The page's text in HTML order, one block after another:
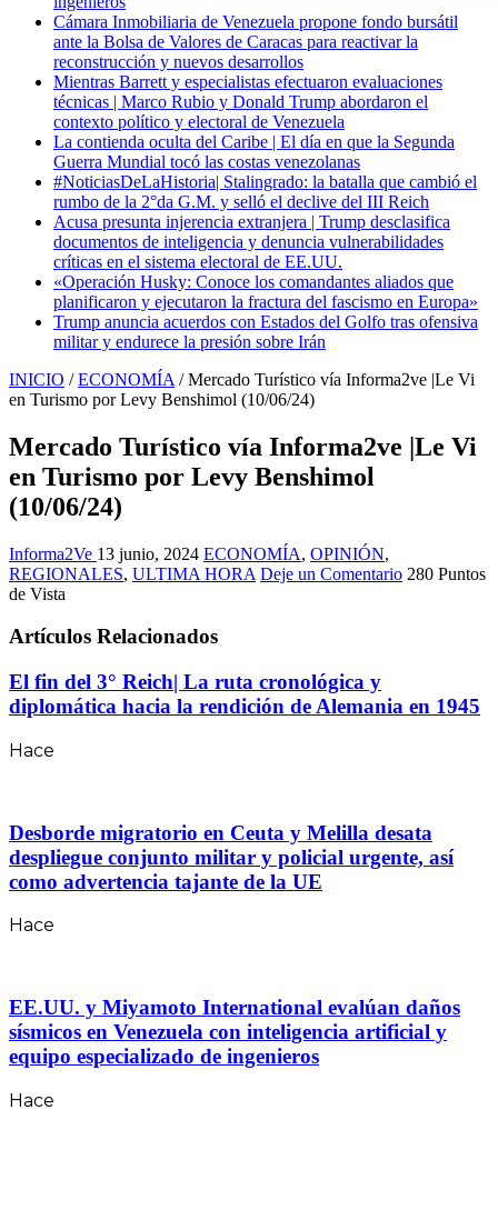
Cámara Inmobiliaria de Venezuela propone fondo bursátil
ante la Bolsa de Valores de Caracas para reactivar la
reconstrucción y nuevos desarrollos
Mientras Barrett y especialistas efectuaron evaluaciones
técnicas | Marco Rubio y Donald Trump abordaron el
contexto político y electoral de Venezuela
La contienda oculta del Caribe | El día en que la Segunda
Guerra Mundial tocó las costas venezolanas
#NoticiasDeLaHistoria| Stalingrado: la batalla que cambió el
rumbo de la 2°da G.M. y selló el declive del III Reich
Acusa presunta injerencia extranjera | Trump desclasifica
documentos de inteligencia y denuncia vulnerabilidades
críticas en el sistema electoral de EE.UU.
«Operación Husky: Conoce los comandantes aliados que
planificaron y ejecutaron la fractura del fascismo en Europa»
Trump anuncia acuerdos con Estados del Golfo tras ofensiva
militar y endurece la presión sobre Irán
INICIO / ECONOMÍA / Mercado Turístico vía Informa2ve |Le Vi
en Turismo por Levy Benshimol (10/06/24)
Mercado Turístico vía Informa2ve |Le Vi
en Turismo por Levy Benshimol
(10/06/24)
Informa2Ve 13 junio, 2024 ECONOMÍA, OPINIÓN,
REGIONALES, ULTIMA HORA Deje un Comentario 280 Puntos
de Vista
Artículos Relacionados
El fin del 3° Reich| La ruta cronológica y
diplomática hacia la rendición de Alemania en 1945
Hace
Desborde migratorio en Ceuta y Melilla desata
despliegue conjunto militar y policial urgente, así
como advertencia tajante de la UE
Hace
EE.UU. y Miyamoto International evalúan daños
sísmicos en Venezuela con inteligencia artificial y
equipo especializado de ingenieros
Hace